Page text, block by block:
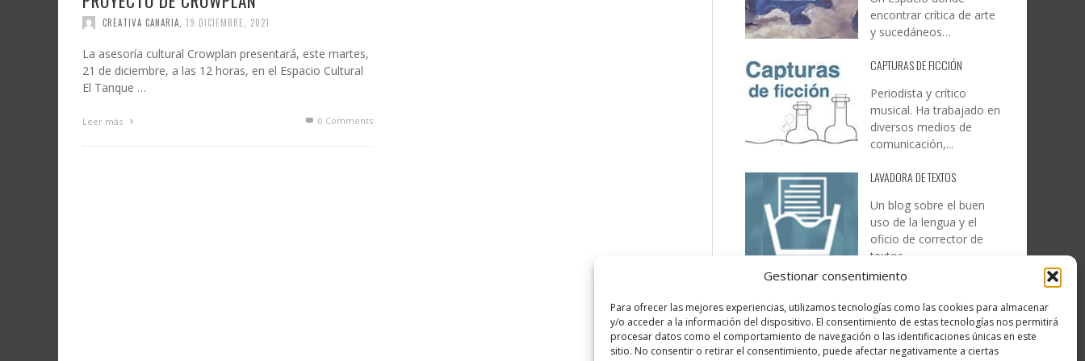
Gestionar consentimiento
Para ofrecer las mejores experiencias, utilizamos tecnologías como las cookies para almacenar
y/o acceder a la información del dispositivo. El consentimiento de estas tecnologías nos permitirá
procesar datos como el comportamiento de navegación o las identificaciones únicas en este
sitio. No consentir o retirar el consentimiento, puede afectar negativamente a ciertas
CREATIVA CANARIA 19 DICIEMBRE, 2021
La asesoría cultural Crowplan presentará, este martes,
21 de diciembre, a las 12 horas, en el Espacio Cultural
El Tanque …
Leer más 0 Comments
encontrar crítica de arte
y sucedáneos…
CAPTURAS DE FICCIÓN
Periodista y crítico
musical. Ha trabajado en
diversos medios de
comunicación,...
LAVADORA DE TEXTOS
Un blog sobre el buen
uso de la lengua y el
oficio de corrector de
textos…
…la realidad, es que cada
día es más complicado
realizar esos temas…